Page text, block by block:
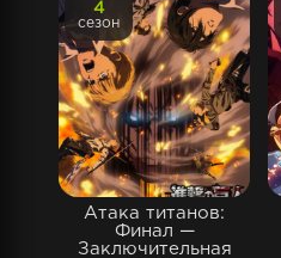
Атака титанов:
Финал —
Заключительная
4
сезон